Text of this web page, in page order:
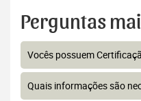
Perguntas
Vocês possuem
Quais informações são